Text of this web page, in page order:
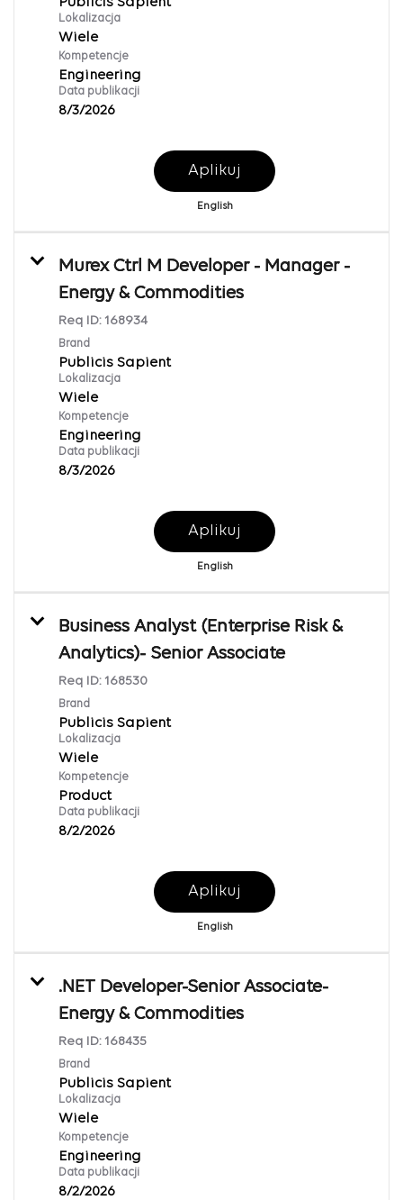
Lokalizacja
Wiele
Kompetencje
Engineering
Data publikacji
8/3/2026
Aplikuj
English
Murex Ctrl M Developer - Manager -
Energy & Commodities
Req ID: 168934
Brand
Publicis Sapient
Lokalizacja
Wiele
Kompetencje
Engineering
Data publikacji
8/3/2026
Aplikuj
English
Business Analyst (Enterprise Risk &
Analytics)- Senior Associate
Req ID: 168530
Brand
Publicis Sapient
Lokalizacja
Wiele
Kompetencje
Product
Data publikacji
8/2/2026
Aplikuj
English
.NET Developer-Senior Associate-
Energy & Commodities
Req ID: 168435
Brand
Publicis Sapient
Lokalizacja
Wiele
Kompetencje
Engineering
Data publikacji
8/2/2026